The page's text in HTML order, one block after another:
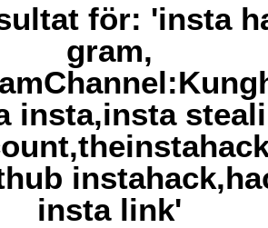
för: 'insta
gram,
insta,insta
insta link'